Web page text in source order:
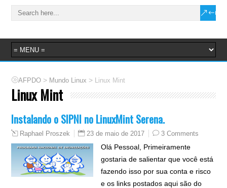
AFPDO > Mundo Linux > Linux Mint
Linux Mint
Instalando o SIPNI no LinuxMint Serena.
Raphael Proszek 23 de maio de 2017 3 Comments
Olá Pessoal, Primeiramente
gostaria de salientar que você está
fazendo isso por sua conta e risco
e os links postados aqui são do